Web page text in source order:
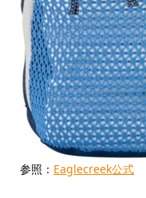
参照： Eaglecreek公式